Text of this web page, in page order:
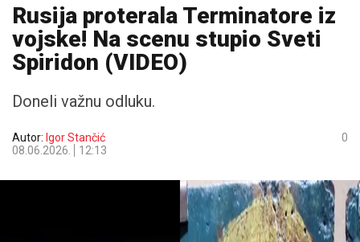
Rusija proterala Terminatore iz
vojske! Na scenu stupio Sveti
Spiridon (VIDEO)
Doneli važnu odluku.
Autor: Igor Stančić
08.06.2026.
12:13
0